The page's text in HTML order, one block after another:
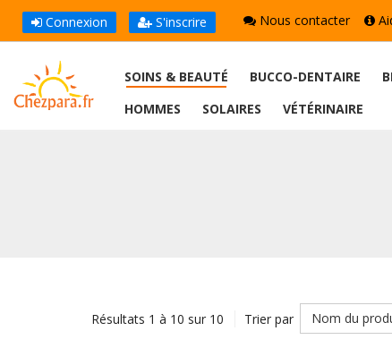
Connexion S'inscrire Nous contacter
SOINS & BEAUTÉ BUCCO-DENTAIRE
HOMMES
SOLAIRES VÉTÉRINAIRE
Résultats 1 à 10 sur 10 Trier par Nom du